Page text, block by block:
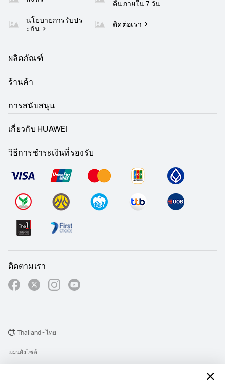
คืนภายใน 7 วัน
นโยบายการรับปร
ะกัน
ติดต่อเรา
ผลิตภัณฑ์
ร้านค้า
การสนับสนุน
เกี่ยวกับ HUAWEI
วิธีการชำระเงินที่รองรับ
ติดตามเรา
แผนผังไซต์
Thailand - ไทย